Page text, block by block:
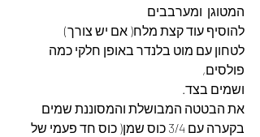
המטוגן  ומערבבים
להוסיף עוד קצת מלח( אם יש צורך)
לטחון עם מוט בלנדר באופן חלקי כמה
פולסים,
ושמים בצד.
את הבטטה המבושלת והמסוננת שמים
בקערה עם 3/4 כוס שמן( כוס חד פעמי של